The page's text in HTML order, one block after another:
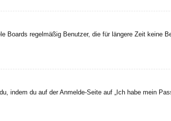
regelmäßig Benutzer, die für längere Zeit keine
du auf der Anmelde-Seite auf „Ich habe mein